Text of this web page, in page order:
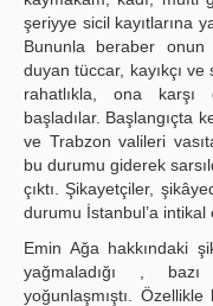
şeriyye sicil kayıtlarına
Bununla beraber onun
duyan tüccar, kayıkçı
rahatlıkla, ona karşı
başladılar. Başlangıçta
ve Trabzon valileri
bu durumu giderek
çıktı. Şikayetçiler,
durumu İstanbul’a intikal
Emin Ağa hakkındaki
yağmaladığı , bazı
yoğunlaşmıştı.